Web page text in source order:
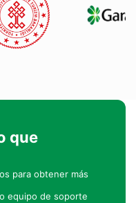
que
para obtener más
equipo de soporte